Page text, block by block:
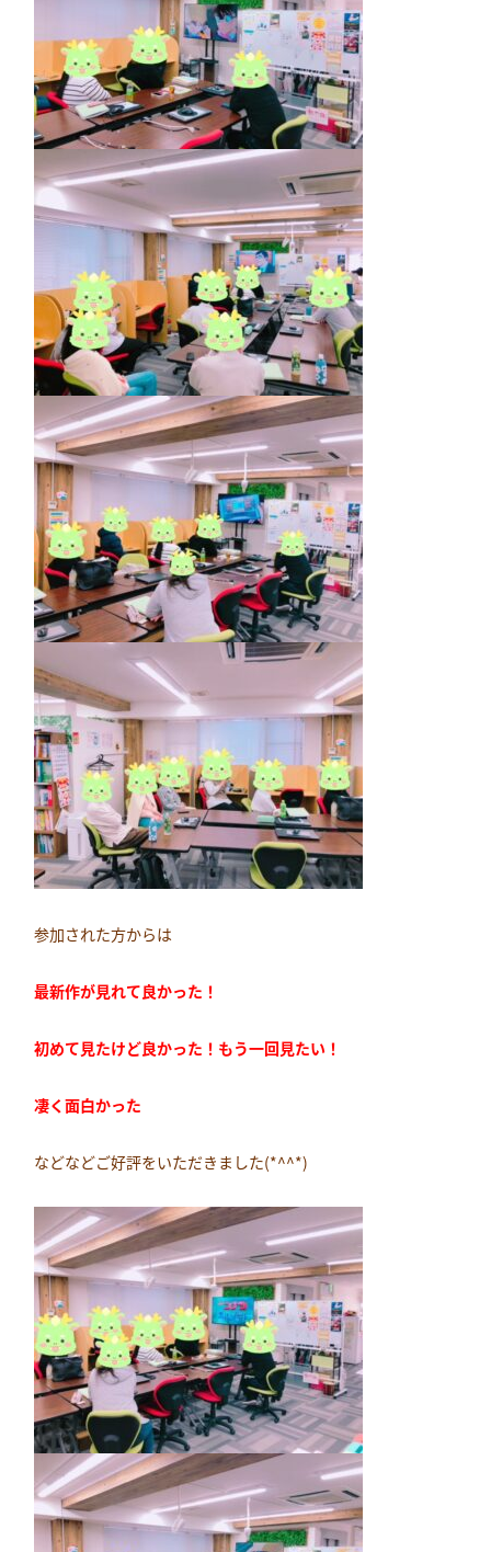
参加された方からは
最新作が見れて良かった！
初めて見たけど良かった！もう一回見たい！
凄く面白かった
などなどご好評をいただきました(*^^*)